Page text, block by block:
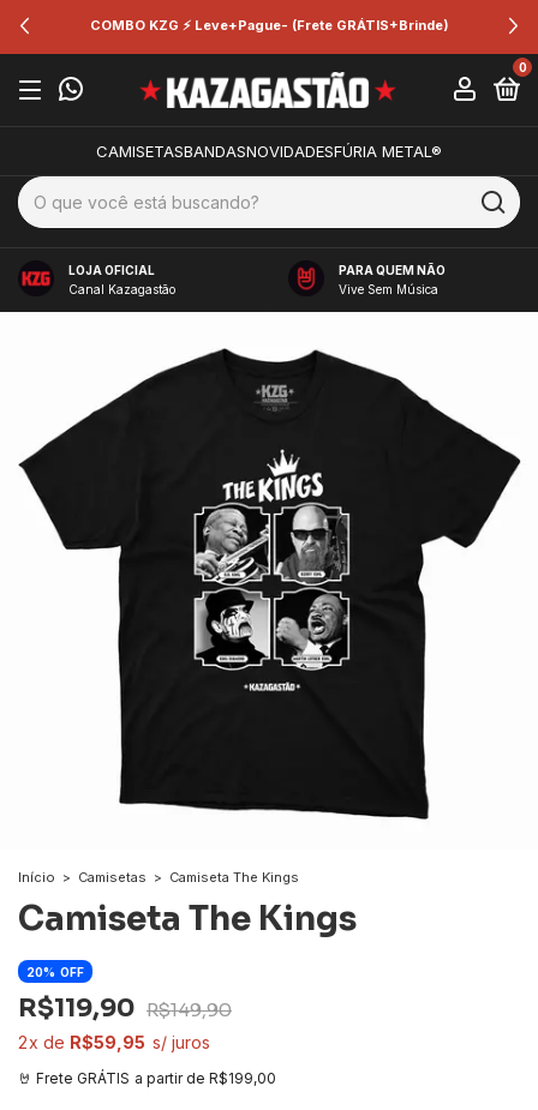
COMBO KZG ⚡ Leve+Pague- (Frete GRÁTIS+Brinde)
0
CAMISETASBANDASNOVIDADESFÚRIA METAL®
LOJA OFICIAL
Canal Kazagastão
PARA QUEM NÃO
Vive Sem Música
Início > Camisetas > Camiseta The Kings
Camiseta The Kings
20 OFF
R$119,90 R$149,90
2 R$59,95
a partir de R$199,00